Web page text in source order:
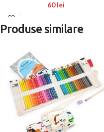
60lei
Produse similare